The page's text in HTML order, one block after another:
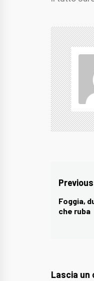
Previous
Previous
post:
Foggia,
che ruba
Lascia un